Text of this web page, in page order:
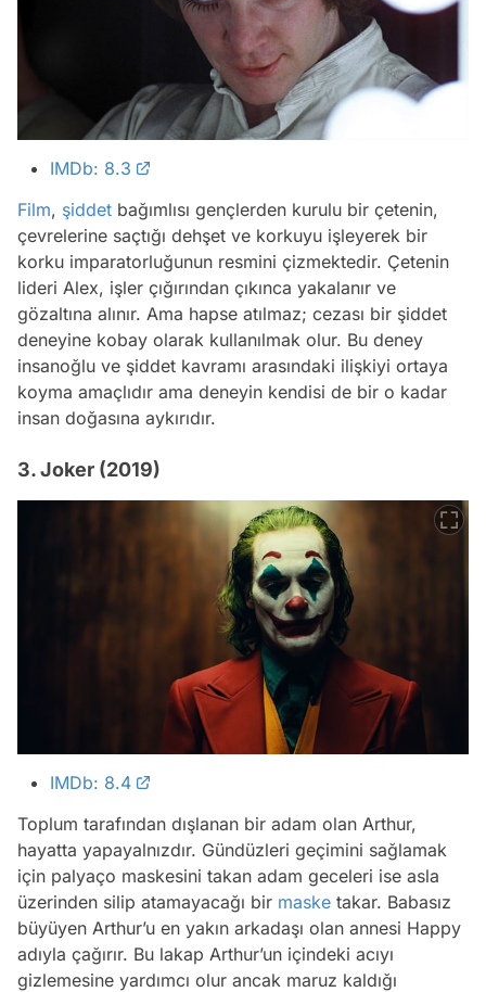
IMDb: 8.3
Film, şiddet bağımlısı gençlerden kurulu bir çetenin,
çevrelerine saçtığı dehşet ve korkuyu işleyerek bir
korku imparatorluğunun resmini çizmektedir. Çetenin
lideri Alex, işler çığırından çıkınca yakalanır ve
gözaltına alınır. Ama hapse atılmaz; cezası bir şiddet
deneyine kobay olarak kullanılmak olur. Bu deney
insanoğlu ve şiddet kavramı arasındaki ilişkiyi ortaya
koyma amaçlıdır ama deneyin kendisi de bir o kadar
insan doğasına aykırıdır.
3. Joker (2019)
IMDb: 8.4
Toplum tarafından dışlanan bir adam olan Arthur,
hayatta yapayalnızdır. Gündüzleri geçimini sağlamak
için palyaço maskesini takan adam geceleri ise asla
üzerinden silip atamayacağı bir maske takar. Babasız
büyüyen Arthur’u en yakın arkadaşı olan annesi Happy
adıyla çağırır. Bu lakap Arthur’un içindeki acıyı
gizlemesine yardımcı olur ancak maruz kaldığı